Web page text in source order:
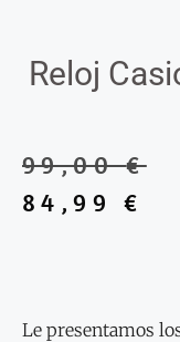
Reloj
99,00€
84,99€
Le presentamos